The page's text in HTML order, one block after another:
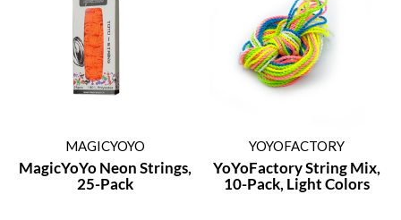
MAGICYOYO
MagicYoYo Neon Strings,
25-Pack
YOYOFACTORY
YoYoFactory String Mix,
10-Pack, Light Colors